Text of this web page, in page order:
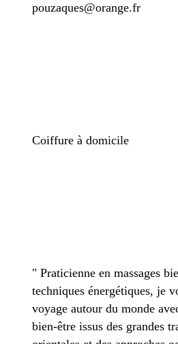
pouzaques@orange.fr
Coiffure à domicile
" Praticienne en massages
techniques énergétiques, je
voyage autour du monde
bien-être issus des grandes